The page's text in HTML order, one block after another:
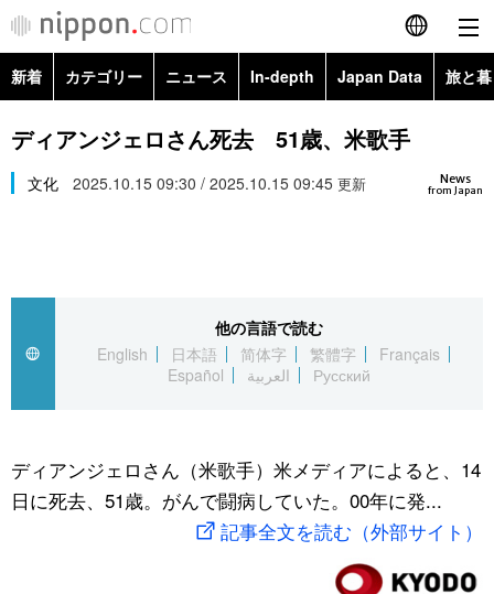
English
简体字
繁體字
العربية
社会
旅と暮らし
新着 カテゴリー ニュース In-depth Japan Data 旅と
政治・外交
経済・ビジネス
社会
文化
科学・技術
暮らし
Topics
Images
お知らせ
ディアンジェロさん死去 51歳、米歌手
News
from Japan
文化 2025.10.15 09:30 / 2025.10.15 09:45 更新
他の言語で読む
English
日本語 简体字 繁體字
Français
Español
العربية Русский
ディアンジェロさん（米歌手）米メディアによると、14
日に死去、51歳。がんで闘病していた。00年に発...
記事全文を読む（外部サイト）